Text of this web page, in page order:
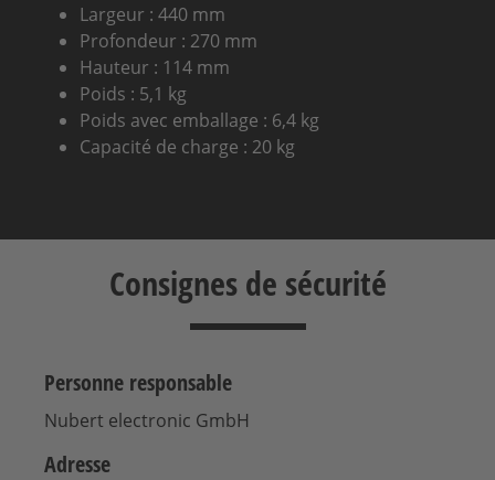
Largeur : 440 mm
Profondeur : 270 mm
Hauteur : 114 mm
Poids : 5,1 kg
Poids avec emballage : 6,4 kg
Capacité de charge : 20 kg
Consignes de sécurité
Personne responsable
Nubert electronic GmbH
Adresse